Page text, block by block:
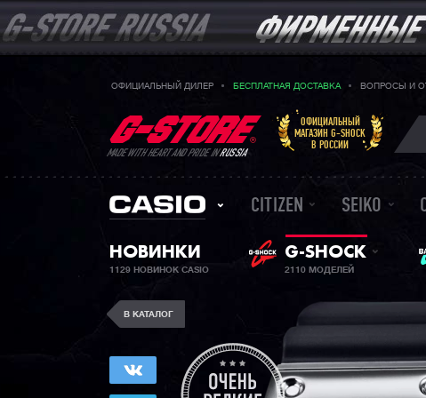
ОФИЦИАЛЬНЫЙ ДИЛЕР БЕСПЛАТНАЯ ДОСТАВКА ВОПРОСЫ И
MADE WITH HEART AND PRIDE INRUSSIA
ОФИЦИАЛЬНЫЙ
МАГАЗИН G-SHOCK
В РОССИИ
CITIZEN SEIKO
НОВИНКИ
1129 НОВИНОК CASIO
G-SHOCK
2110 МОДЕЛЕЙ
В КАТАЛОГ